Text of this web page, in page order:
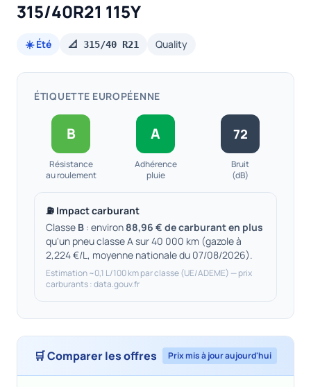
315/40R21 115Y
☀️ Été 📐 315/40 R21 Quality
ÉTIQUETTE EUROPÉENNE
B
Résistance
au roulement
A
Adhérence
pluie
72
Bruit
(dB)
⛽ Impact carburant
Classe B : environ 88,96 € de carburant en plus
qu'un pneu classe A sur 40 000 km (gazole à
2,224 €/L, moyenne nationale du 07/08/2026).
Estimation ~0,1 L/100 km par classe (UE/ADEME) — prix
carburants : data.gouv.fr
🛒 Comparer les offres Prix mis à jour aujourd'hui